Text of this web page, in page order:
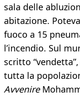
sala delle
abitazione.
fuoco a 15
l’incendio. Sul
scritto
tutta la
Avvenire